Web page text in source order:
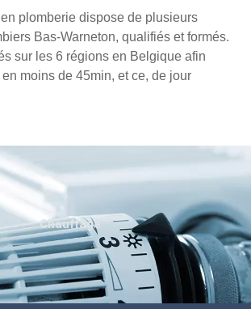
plomberie dispose de plusieurs
Bas-Warneton, qualifiés et formés.
sur les 6 régions en Belgique afin
en moins de 45min, et ce, de jour
Chauffage